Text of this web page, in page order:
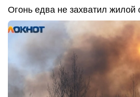
Огонь едва не захватил жилой